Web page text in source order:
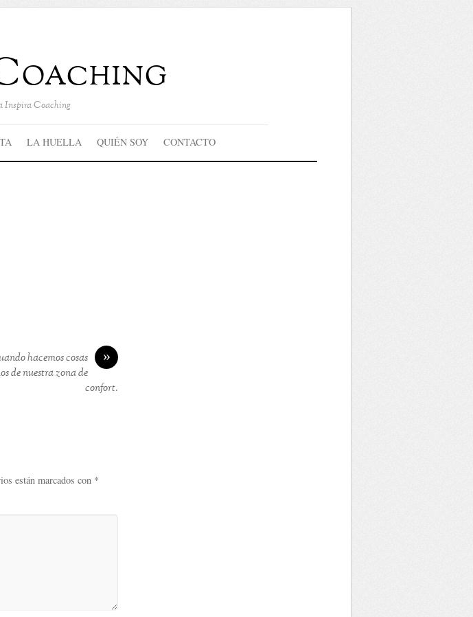
Inspira Coaching
LA HUELLA QUIÉN SOY CONTACTO
»
hacemos cosas
de nuestra zona de
confort.
están marcados con *